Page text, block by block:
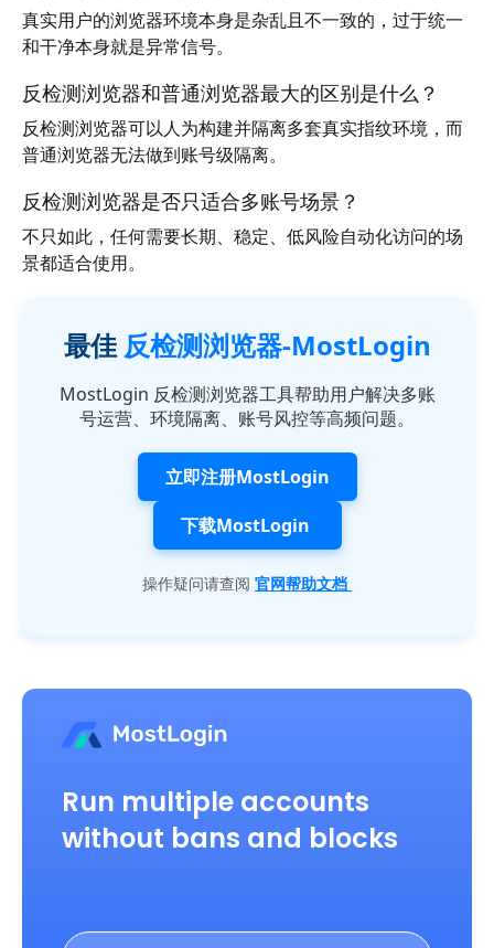
真实用户的浏览器环境本身是杂乱且不一致的，过于统一
和干净本身就是异常信号。
反检测浏览器和普通浏览器最大的区别是什么？
反检测浏览器可以人为构建并隔离多套真实指纹环境，而
普通浏览器无法做到账号级隔离。
反检测浏览器是否只适合多账号场景？
不只如此，任何需要长期、稳定、低风险自动化访问的场
景都适合使用。
最佳反检测浏览器-MostLogin
MostLogin 反检测浏览器工具帮助用户解决多账
号运营、环境隔离、账号风控等高频问题。
立即注册MostLogin
下载MostLogin
操作疑问请查阅 官网帮助文档
Run multiple accounts
without bans and blocks